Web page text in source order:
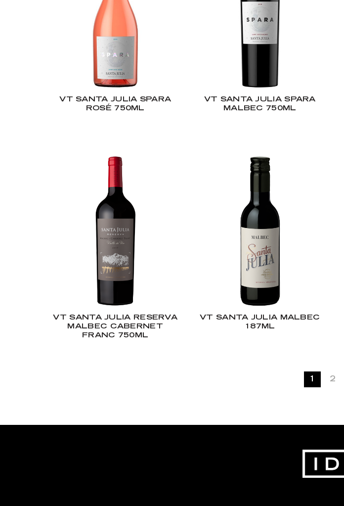
VT SANTA JULIA SPARA
ROSÉ 750ML
VT SANTA JULIA SPARA
MALBEC 750ML
VT SANTA JULIA RESERVA
MALBEC CABERNET
FRANC 750ML
VT SANTA JULIA MALBEC
187ML
1 2